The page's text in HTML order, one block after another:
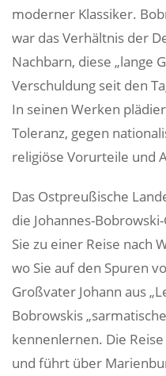
moderner Klassiker.
war das Verhältnis der
Nachbarn, diese „lange
Verschuldung seit den
In seinen Werken
Toleranz, gegen
religiöse Vorurteile und
Das Ostpreußische
die Johannes-
Sie zu einer Reise nach
wo Sie auf den Spuren
Großvater Johann aus
Bobrowskis
kennenlernen. Die
und führt über